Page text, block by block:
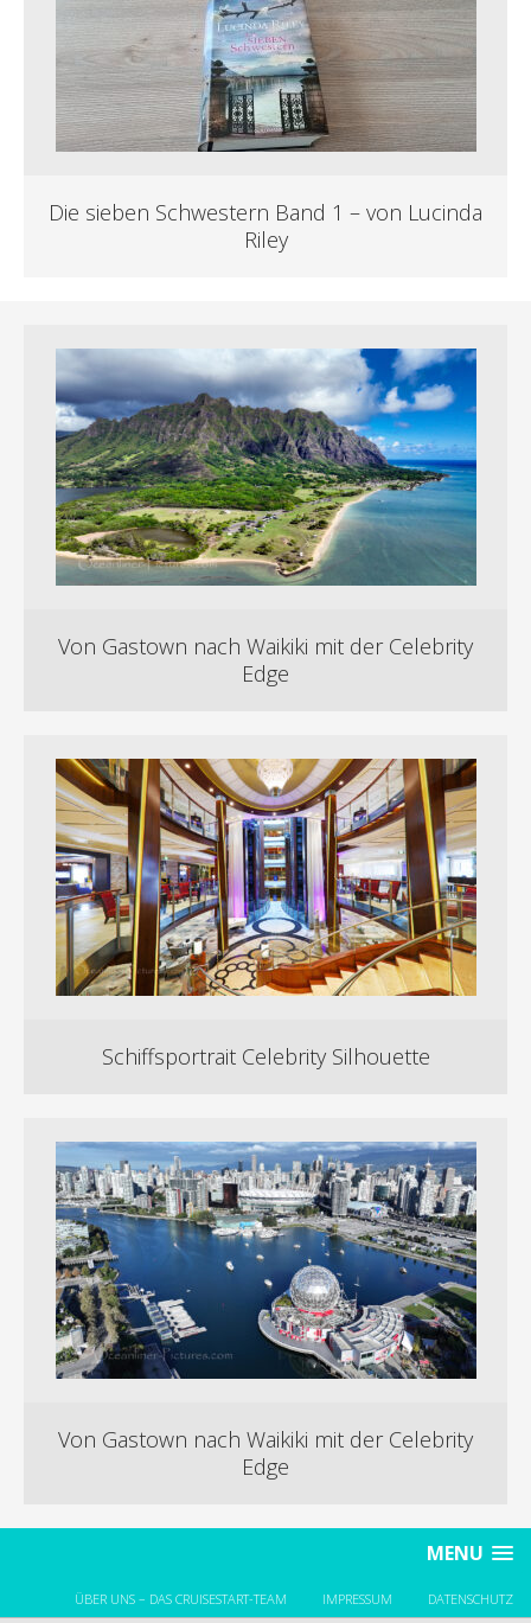
Die sieben Schwestern Band 1 – von Lucinda
Riley
Von Gastown nach Waikiki mit der Celebrity
Edge
Schiffsportrait Celebrity Silhouette
Von Gastown nach Waikiki mit der Celebrity
Edge
MENU
ÜBER UNS – DAS CRUISESTART-TEAM IMPRESSUM DATENSCHUTZ